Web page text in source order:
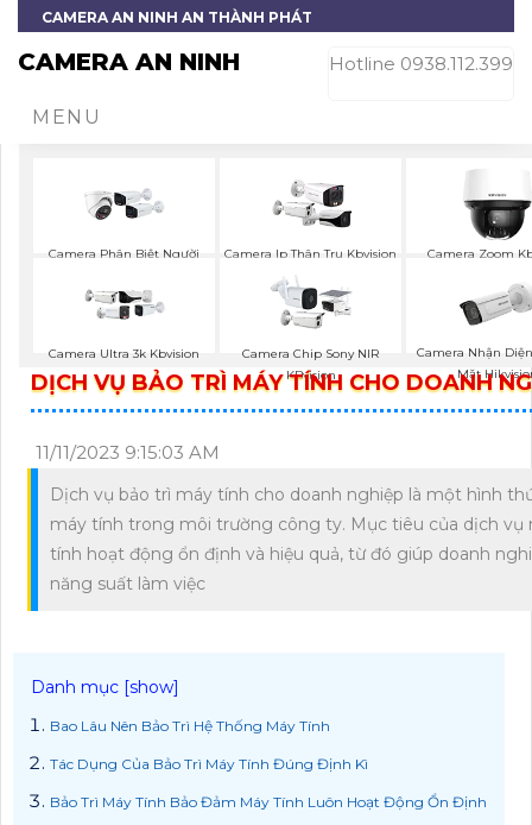
CAMERA AN NINH AN THÀNH PHÁT
CAMERA AN NINH Hotline 0938.112.399
MENU
Camera Phân Biệt Người
Camera Ip Thân Trụ Kbvision Camera Zoom
Camera Ultra 3k Kbvision
Camera Chip Sony NIR
KBvision
Camera Nhận
Mặt
DỊCH VỤ BẢO TRÌ MÁY TÍNH CHO DOANH
11/11/2023 9:15:03 AM
Dịch vụ bảo trì máy tính cho doanh nghiệp là một hình
máy tính trong môi trường công ty. Mục tiêu của dịch vụ
tính hoạt động ổn định và hiệu quả, từ đó giúp doanh
năng suất làm việc
Bao Lâu Nên Bảo Trì Hệ Thống Máy Tính
Tác Dụng Của Bảo Trì Máy Tính Đúng Định Kì
Bảo Trì Máy Tính Bảo Đảm Máy Tính Luôn Hoạt Động Ổn Định